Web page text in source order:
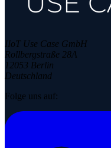
IIoT Use Case GmbH
Rollbergstraße 28A
12053 Berlin
Deutschland
Folge uns auf: